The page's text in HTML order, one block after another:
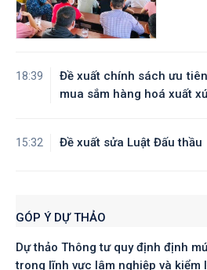
18:39
Đề xuất chính sách ưu
mua sắm hàng hoá xuất
15:32 Đề xuất sửa Luật Đấu thầu
GÓP Ý DỰ THẢO
Dự thảo Thông tư quy định định
trong lĩnh vực lâm nghiệp và kiểm